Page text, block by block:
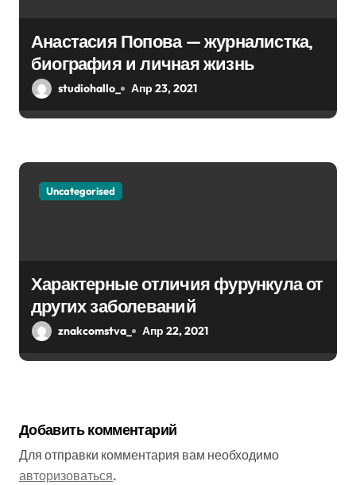
Анастасия Попова — журналистка,
биография и личная жизнь
studiohallo_ Апр 23, 2021
Uncategorised
Характерные отличия фурункула от
других заболеваний
znakcomstva_ Апр 22, 2021
Добавить комментарий
Для отправки комментария вам необходимо
авторизоваться.